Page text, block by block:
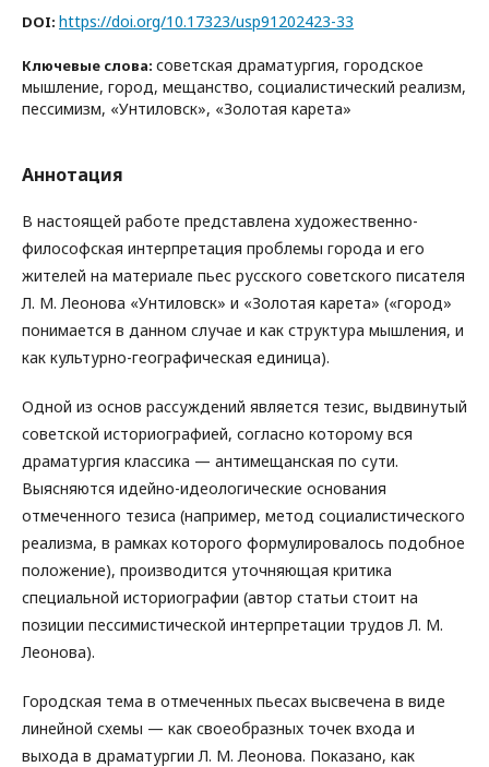
DOI: https://doi.org/10.17323/usp91202423-33
Ключевые слова: советская драматургия, городское
мышление, город, мещанство, социалистический реализм,
пессимизм, «Унтиловск», «Золотая карета»
Аннотация
В настоящей работе представлена художественно-
философская интерпретация проблемы города и его
жителей на материале пьес русского советского писателя
Л. М. Леонова «Унтиловск» и «Золотая карета» («город»
понимается в данном случае и как структура мышления, и
как культурно-географическая единица).
Одной из основ рассуждений является тезис, выдвинутый
советской историографией, согласно которому вся
драматургия классика — антимещанская по сути.
Выясняются идейно-идеологические основания
отмеченного тезиса (например, метод социалистического
реализма, в рамках которого формулировалось подобное
положение), производится уточняющая критика
специальной историографии (автор статьи стоит на
позиции пессимистической интерпретации трудов Л. М.
Леонова).
Городская тема в отмеченных пьесах высвечена в виде
линейной схемы — как своеобразных точек входа и
выхода в драматургии Л. М. Леонова. Показано, как